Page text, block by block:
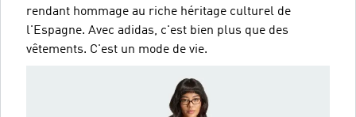
rendant hommage au riche héritage culturel de
l'Espagne. Avec adidas, c'est bien plus que des
vêtements. C'est un mode de vie.